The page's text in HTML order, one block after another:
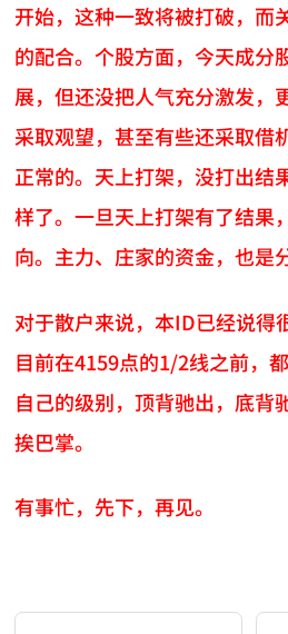
开始，这种一致将被打破，而
的配合。个股方面，今天成分
展，但还没把人气充分激发，
采取观望，甚至有些还采取借
正常的。天上打架，没打出结
样了。一旦天上打架有了结果
向。主力、庄家的资金，也是
对于散户来说，本ID已经说得
目前在4159点的1/2线之前，
自己的级别，顶背驰出，底背
挨巴掌。
有事忙，先下，再见。